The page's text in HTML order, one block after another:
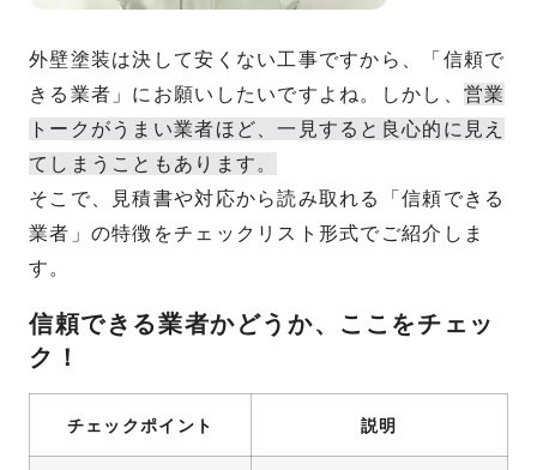
外壁塗装は決して安くない工事ですから、「信頼で
きる業者」にお願いしたいですよね。しかし、 営業
トークがうまい業者ほど、一見すると良心的に見え
てしまうこともあります。
そこで、見積書や対応から読み取れる「信頼できる
業者」の特徴をチェックリスト形式でご紹介しま
す。
信頼できる業者かどうか、ここをチェッ
ク！
チェックポイント 説明